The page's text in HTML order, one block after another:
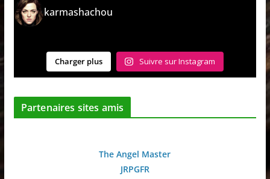
karmashachou
Charger plus Suivre sur Instagram
Partenaires sites amis
The Angel Master
JRPGFR